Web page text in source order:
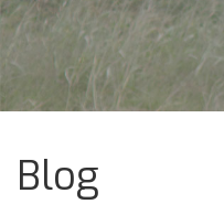
Blog